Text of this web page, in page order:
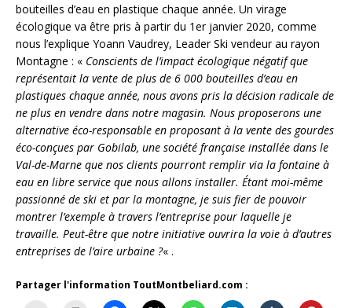
bouteilles d’eau en plastique chaque année. Un virage
écologique va être pris à partir du 1er janvier 2020, comme
nous l’explique Yoann Vaudrey, Leader Ski vendeur au rayon
Montagne : « Conscients de l’impact écologique négatif que
représentait la vente de plus de 6 000 bouteilles d’eau en
plastiques chaque année, nous avons pris la décision radicale de
ne plus en vendre dans notre magasin. Nous proposerons une
alternative éco-responsable en proposant à la vente des gourdes
éco-conçues par Gobilab, une société française installée dans le
Val-de-Marne que nos clients pourront remplir via la fontaine à
eau en libre service que nous allons installer. Étant moi-même
passionné de ski et par la montagne, je suis fier de pouvoir
montrer l’exemple à travers l’entreprise pour laquelle je
travaille. Peut-être que notre initiative ouvrira la voie à d’autres
entreprises de l’aire urbaine ?« .
Partager l'information ToutMontbeliard.com :